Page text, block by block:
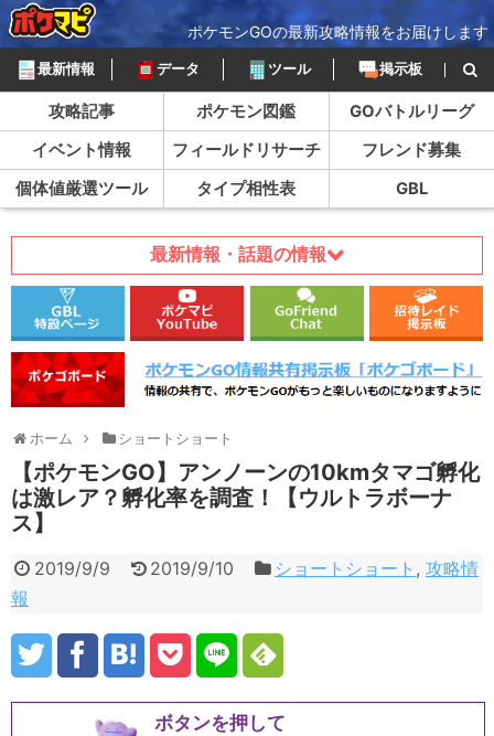
ポケモンGOの最新攻略情報をお届けします
最新情報 データ ツール 掲示板
攻略記事 ポケモン図鑑
GOバトルリーグ
イベント情報
フィールドリサーチ
フレンド募集
個体値厳選ツール
タイプ相性表 GBL
最新情報・話題の情報
ホーム ショートショート
【ポケモンGO】アンノーンの10kmタマゴ孵化
は激レア？孵化率を調査！【ウルトラボーナ
ス】
2019/9/9 2019/9/10 ショートショート ,攻略情
報
ボタンを押して